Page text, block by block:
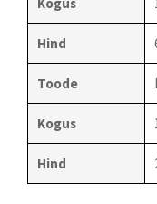
Kogus
Hind
Toode
Kogus
Hind